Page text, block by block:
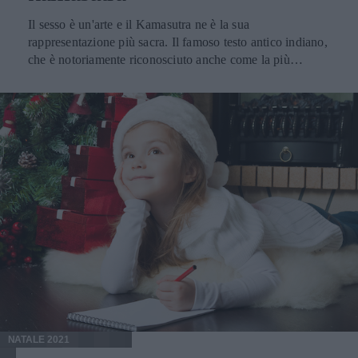
alcune posizioni in grado di aiutare la donna a raggiungere
più facilmente l'orgasmo. Fra queste la posizione
dell'amazzone (l'uomo è seduto e la donna è seduta sopra
di lui), dell'ape (l'uomo è sdraiato mentre la donna è seduta
sdraiato, la donna si siede su di lui, porta le braccia
indietro e vi si appoggia, andando poi a stendere le gambe
in avanti). Migliori posizioni per lui: esistono delle
posizioni per fare l'amore che gli uomini tendono a
preferire rispetto a tutte le altre. Fare l'amore scegliendo
una di queste permetterà al proprio partner di godere di un
piacere maggiore e più intenso. Fra queste vi sono
certamente la posizione dell'altalena (l'uomo è sdraiato, la
donna si siede su di lui, dandogli le spalle e poggiandosi
sui piedi), dello stelo (la donna è stesa, l'uomo è davanti a
lei in ginocchio e le gambe della donna poggiano sulle
spalle del partner), della libellula (l'uomo è seduto, la
donna siede su di lui dandogli la schiena). Migliori
posizioni per concepire: se si sta provando ad avere un
bambino, alcune posizioni per fare l'amore possono essere
Il sesso è un'arte e il Kamasutra ne è la sua
rappresentazione più sacra. Il famoso testo antico indiano,
che è notoriamente riconosciuto anche come la più
sull'amore, mira infatti a comunicare la necessità che
l'uomo possa essere in armonia con se stesso sotto tutti i
punti di vista, non trascurando, in particolar modo, quello
sessuale. Se si guarda all'etimologia della parola, infatti,
Kama sta per desiderio, piacere e fruizione poiché il sesso,
nella cultura indiana, è visto non come un peccato ma
come uno degli scopi da perseguire durante la propria vita
terrena. Ad ogni modo solo una parte del Kamasutra è
dedicato alle posizioni per fare l'amore, il resto è incentrato
soprattutto sulle relazioni tra uomini e donne e
nell'esaltazione dell'atto sessuale come momento di unione
divina. Le 20 migliori posizioni 1. Cavallo a dondolo:
l'uomo è seduto a gambe incrociate, con le braccia
poggiate in dietro. La donna è seduta su di lui,
avvolgendolo con le gambe. 2. La girandola: l'uomo e la
NATALE 2021